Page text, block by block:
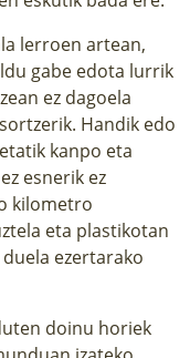
lerroen artean,
gabe edota lurrik
ez dagoela
Handik edo
kanpo eta
esnerik ez
kilometro
eta plastikotan
ezertarako
doinu horiek